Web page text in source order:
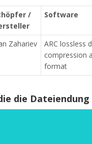
/
Software
Zahariev
ARC lossless
compression
format
die